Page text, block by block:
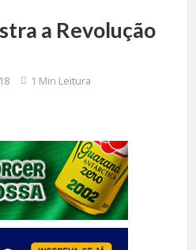
a Revolução
1 Min Leitura